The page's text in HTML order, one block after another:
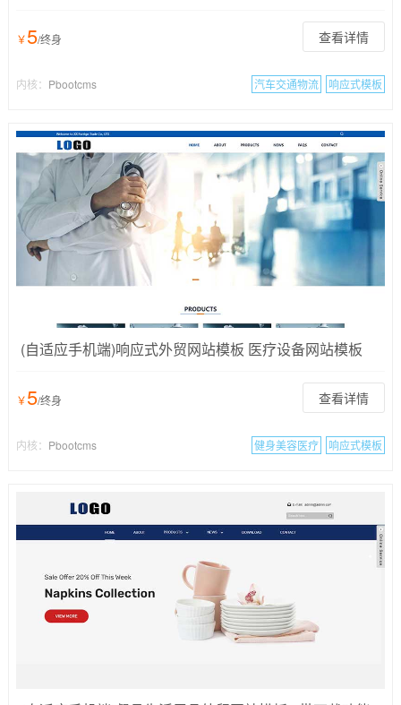
￥5/终身 查看详情
内核： Pbootcms 汽车交通物流 响应式模板
(自适应手机端)响应式外贸网站模板 医疗设备网站模板
￥5/终身 查看详情
内核： Pbootcms 健身美容医疗 响应式模板